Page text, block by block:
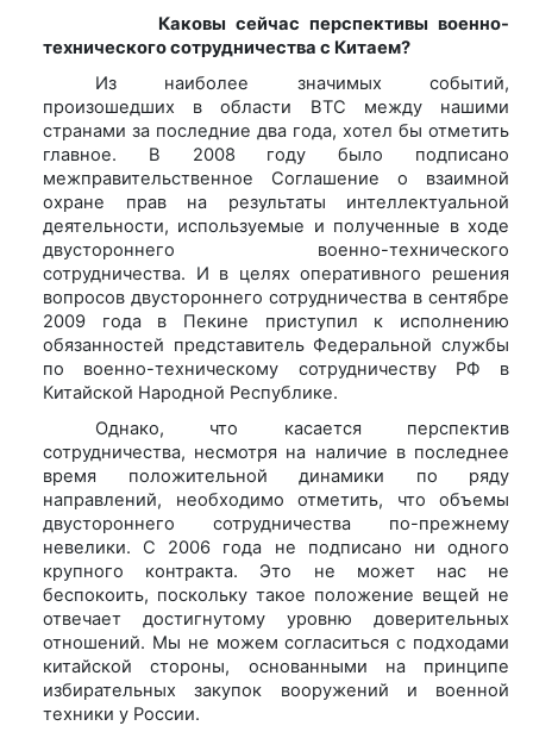
Каковы сейчас перспективы военно-
технического сотрудничества с Китаем?
Из наиболее значимых событий,
произошедших в области ВТС между нашими
странами за последние два года, хотел бы отметить
главное. В 2008 году было подписано
межправительственное Соглашение о взаимной
охране прав на результаты интеллектуальной
деятельности, используемые и полученные в ходе
двустороннего военно-технического
сотрудничества. И в целях оперативного решения
вопросов двустороннего сотрудничества в сентябре
2009 года в Пекине приступил к исполнению
обязанностей представитель Федеральной службы
по военно-техническому сотрудничеству РФ в
Китайской Народной Республике.
Однако, что касается перспектив
сотрудничества, несмотря на наличие в последнее
время положительной динамики по ряду
направлений, необходимо отметить, что объемы
двустороннего сотрудничества по-прежнему
невелики. С 2006 года не подписано ни одного
крупного контракта. Это не может нас не
беспокоить, поскольку такое положение вещей не
отвечает достигнутому уровню доверительных
отношений. Мы не можем согласиться с подходами
китайской стороны, основанными на принципе
избирательных закупок вооружений и военной
техники у России.